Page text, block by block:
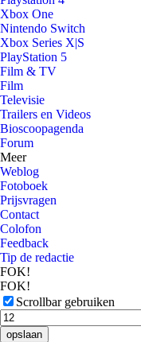
Xbox One
Nintendo Switch
Xbox Series X|S
PlayStation 5
Film & TV
Film
Televisie
Trailers en Videos
Bioscoopagenda
Forum
Meer
Weblog
Fotoboek
Prijsvragen
Contact
Colofon
Feedback
Tip de redactie
FOK!
FOK!
Scrollbar gebruiken
opslaan